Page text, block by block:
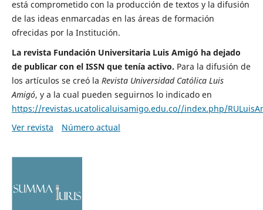
está comprometido con la producción de textos y la difusión
de las ideas enmarcadas en las áreas de formación
ofrecidas por la Institución.
La revista Fundación Universitaria Luis Amigó ha dejado
de publicar con el ISSN que tenía activo. Para la difusión de
los artículos se creó la Revista Universidad Católica Luis
Amigó, y a la cual pueden seguirnos lo indicado en
https://revistas.ucatolicaluisamigo.edu.co//index.php/
Ver revista
Número actual